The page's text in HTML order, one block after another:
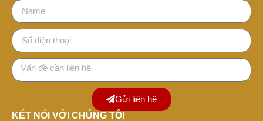
Gửi liên hệ
KẾT NỐI VỚI CHÚNG TÔI